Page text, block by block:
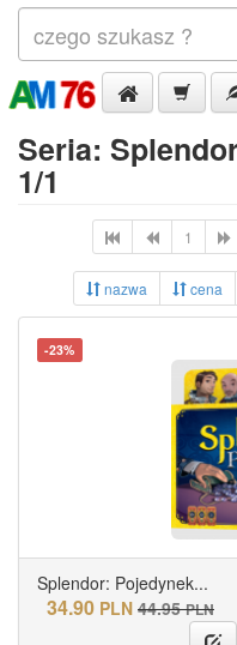
Seria:
1/1
1
nazwa cena
-23%
Splendor: Pojedynek...
34.90 PLN 44.95 PLN